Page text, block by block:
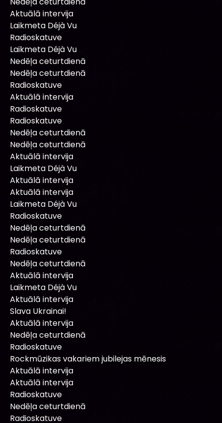
Aktuālā intervija
Laikmeta Déjà Vu
Radioskatuve
Laikmeta Déjà Vu
Nedēļa ceturtdienā
Nedēļa ceturtdienā
Radioskatuve
Aktuālā intervija
Radioskatuve
Radioskatuve
Nedēļa ceturtdienā
Nedēļa ceturtdienā
Aktuālā intervija
Laikmeta Déjà Vu
Aktuālā intervija
Aktuālā intervija
Laikmeta Déjà Vu
Radioskatuve
Nedēļa ceturtdienā
Nedēļa ceturtdienā
Radioskatuve
Nedēļa ceturtdienā
Aktuālā intervija
Laikmeta Déjà Vu
Aktuālā intervija
Slava Ukrainai!
Aktuālā intervija
Nedēļa ceturtdienā
Radioskatuve
Rockmūzikas vakariem jubilejas mēnesis
Aktuālā intervija
Aktuālā intervija
Radioskatuve
Nedēļa ceturtdienā
Radioskatuve